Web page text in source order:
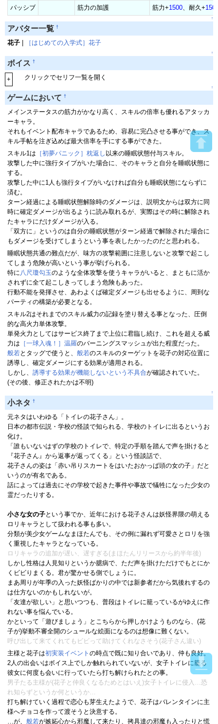
パッシブ 筋力の加護 筋力+1500、耐久+
↑
アバター一覧 †
花子 ［はじめての入学式］花子
↑
ボイス †
+ クリックでセリフ一覧を開く
↑
ゲームにおいて †
メインステータスの筋力がかなり高く、スキルの倍率も優れるアタッカ
ーキャラ。
それもイベント配布キャラであるため、容易に完凸させる事ができ、ス
キル手帖を注ぎ込めば最大倍率を手にする事ができた。
スキル1は ［初夢パニック］枕返し 以来の睡眠状態付与スキル。
攻撃した中に強行タイプがいた場合に、そのキャラと自分を睡眠状態に
する。
攻撃した中に1人も強行タイプがいなければ自分も睡眠状態にならずに
済む。
ターン経過による睡眠状態解除時のダメージは、説明文からは双方に同
時に確定ダメージが出るように読み取れるが、実際はその時に解除され
たキャラにだけダメージが入る。
「双方に」というのは自分の睡眠状態がターン経過で解除された場合に
もダメージを受けてしまうという事を表したかったのだと思われる。
睡眠状態共通の難点だが、味方の攻撃範囲に注意しないと攻撃で起こし
てしまう危険が高いという事が挙げられる。
特に八尺瓊勾玉のような全体攻撃を使うキャラがいると、まともに活か
されずに全て起こしきってしまう危険もあった。
行動不能を発揮させ、あわよくば確定ダメージも出せるように、周到な
パーティの構築が必要となる。
スキル2はそれまでのスキル威力の記録を塗り替える事となった、圧倒
的な高火力単体攻撃。
単発火力としてはサービス終了まで上位に君臨し続け、これを超える威
力は ［一球入魂！］温羅のバーニングスマッシュが出た程度だった。
般若とタッグで使うと、 般若のスキルのターゲットを花子の対応位置に
誘導し、確定ダメージにする効果が適用される。
しかし、 誘導する効果が機能しないという不具合が確認されていた。
(その後、修正されたかは不明)
↑
小ネタ †
元ネタはいわゆる「トイレの花子さん」。
日本の都市伝説・学校の怪談で知られる、学校のトイレに出るというお
化け。
「誰もいないはずの学校のトイレで、特定の手順を踏んで声を掛けると
『花子さん』から返事が返ってくる」という怪談話で、
花子さんの姿は「赤い吊りスカートをはいたおかっぱ頭の女の子」だと
いうのが有名である。
話によっては過去にその学校で起きた事件や事故で犠牲になった少女の
霊だったりする。
小さな女の子という事でか、近年における花子さんは妖怪界隈の萌える
ロリキャラとして扱われる事も多い。
分類が美少女ゲームなまほたんでも、その例に漏れず可愛さとロリを強
く重視したキャラとなっている。
ロリキャラの追加が遅い、遅すぎる(まほたんリリースから約半年後)
しかし性格は人見知りというか臆病で、ただ声を掛けただけでもとにか
くビビりまくる。君が驚かせる側でしょうに。
まあ周りが年季の入った妖怪ばかりの中では新参者だから気後れするの
は仕方ないのかもしれないが。
「友達が欲しい」と思いつつも、普段はトイレに籠っているがゆえに作
れない事を悩んでいる。
かといって「遊びましょう」とこちらから押しかけようものなら、(花
子が)挙動不審全開のシュールな絵面になるのは想像に難くない。
呼び出して来てくれてもビビって助けてくれなさそう(花子さん違い)
主様と花子は初実装イベント の時点で既に知り合いであり、仲も良好。
2人の出会いはボイス上でしか触れられていないが、女子トイレに籠る
彼女に何度も会いに行っていたら打ち解けられたとの事。
男子たる主様が(花子と仲良くなるためとはいえ)女子トイレに侵入…恐
れ知らずというか何というか…
打ち解けていく過程で恋心も芽生えたようで、花子はバレンタインに主
様へチョコを作って渡そうと決意する。
…が、 般若が嫉妬心から邪魔して来たり、拷具達の邪魔も入ったりと慌